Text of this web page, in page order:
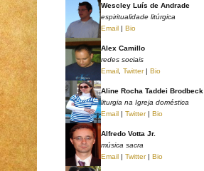
Wescley Luís de Andrade
espiritualidade litúrgica
Email | Bio
Alex Camillo
redes sociais
Email Twitter| Bio
Aline Rocha Taddei Brodbeck
liturgia na Igreja doméstica
Email | Twitter| Bio
Alfredo Votta Jr.
música sacra
Email | Twitter| Bio